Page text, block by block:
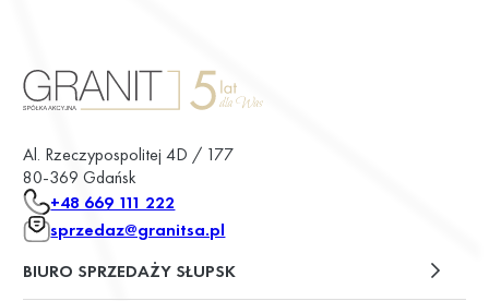
Al. Rzeczypospolitej 4D / 177
80-369 Gdańsk
+48 669 111 222
sprzedaz@granitsa.pl
BIURO SPRZEDAŻY SŁUPSK